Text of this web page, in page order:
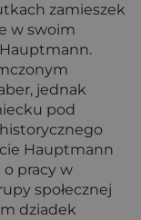
zamieszek
w swoim
jednak
pod
Hauptmann
o pracy w
społecznej
dziadek